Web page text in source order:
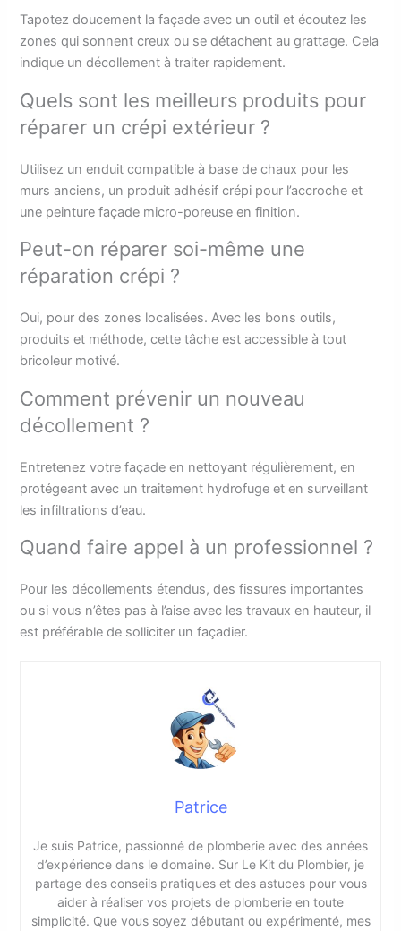
Tapotez doucement la façade avec un outil et écoutez les
zones qui sonnent creux ou se détachent au grattage. Cela
indique un décollement à traiter rapidement.
Quels sont les meilleurs produits pour
réparer un crépi extérieur ?
Utilisez un enduit compatible à base de chaux pour les
murs anciens, un produit adhésif crépi pour l’accroche et
une peinture façade micro-poreuse en finition.
Peut-on réparer soi-même une
réparation crépi ?
Oui, pour des zones localisées. Avec les bons outils,
produits et méthode, cette tâche est accessible à tout
bricoleur motivé.
Comment prévenir un nouveau
décollement ?
Entretenez votre façade en nettoyant régulièrement, en
protégeant avec un traitement hydrofuge et en surveillant
les infiltrations d’eau.
Quand faire appel à un professionnel ?
Pour les décollements étendus, des fissures importantes
ou si vous n’êtes pas à l’aise avec les travaux en hauteur, il
est préférable de solliciter un façadier.
Patrice
Je suis Patrice, passionné de plomberie avec des années
d’expérience dans le domaine. Sur Le Kit du Plombier, je
partage des conseils pratiques et des astuces pour vous
aider à réaliser vos projets de plomberie en toute
simplicité. Que vous soyez débutant ou expérimenté, mes